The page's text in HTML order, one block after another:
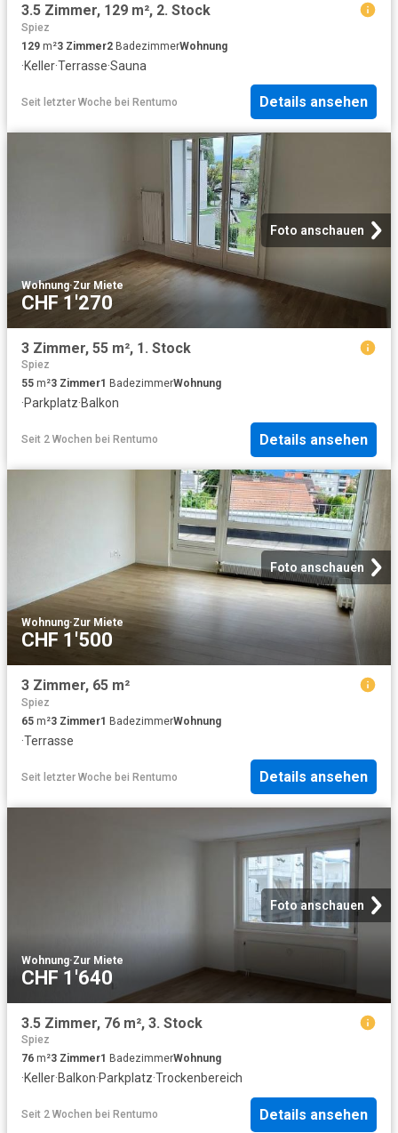
3.5 Zimmer, 129 m², 2. Stock
Spiez
129 m²3 Zimmer2 BadezimmerWohnung
·Keller·Terrasse·Sauna
Seit letzter Woche bei Rentumo Details ansehen
Foto anschauen
Wohnung·Zur Miete
CHF 1'270
3 Zimmer, 55 m², 1. Stock
Spiez
55 m²3 Zimmer1 BadezimmerWohnung
·Parkplatz·Balkon
Seit 2 Wochen bei Rentumo Details ansehen
Foto anschauen
Wohnung·Zur Miete
CHF 1'500
3 Zimmer, 65 m²
Spiez
65 m²3 Zimmer1 BadezimmerWohnung
·Terrasse
Seit letzter Woche bei Rentumo Details ansehen
Foto anschauen
Wohnung·Zur Miete
CHF 1'640
3.5 Zimmer, 76 m², 3. Stock
Spiez
76 m²3 Zimmer1 BadezimmerWohnung
·Keller·Balkon·Parkplatz·Trockenbereich
Seit 2 Wochen bei Rentumo Details ansehen